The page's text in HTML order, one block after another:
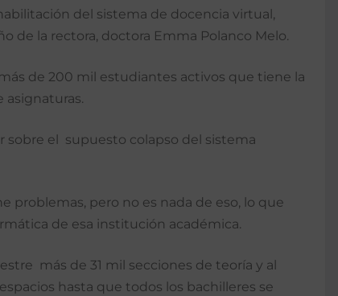
del sistema de docencia virtual,
de la rectora, doctora Emma Polanco Melo.
de 200 mil estudiantes activos que tiene la
sobre el supuesto colapso del sistema
problemas, pero no es nada de eso, lo que
de esa institución académica.
más de 31 mil secciones de teoría y al
hasta que todos los bachilleres se